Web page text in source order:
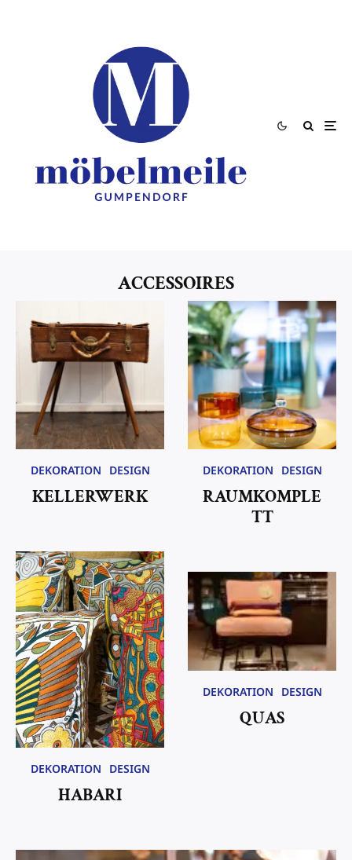
ACCESSOIRES
DEKORATION DESIGN
KELLERWERK
DEKORATION DESIGN
HABARI
DEKORATION DESIGN
RAUMKOMPLE
TT
DEKORATION DESIGN
QUAS